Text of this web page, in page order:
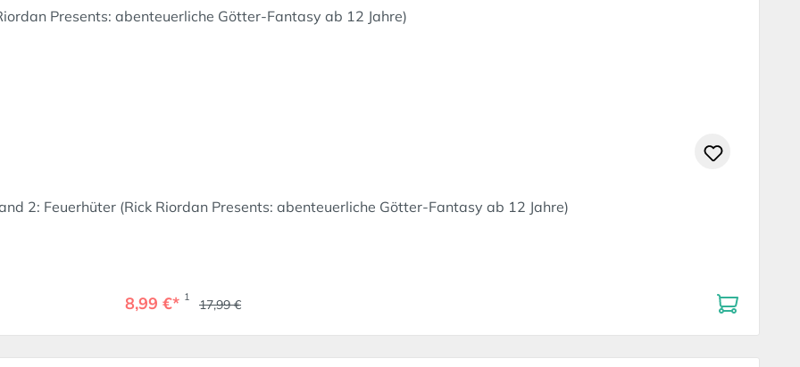
2: Feuerhüter (Rick Riordan Presents: abenteuerliche Götter-Fantasy ab 12 Jahre)
8,99 €* 1 17,99 €